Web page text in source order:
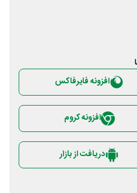
افزونه فایرفاکس
افزونه کروم
دریافت از بازار